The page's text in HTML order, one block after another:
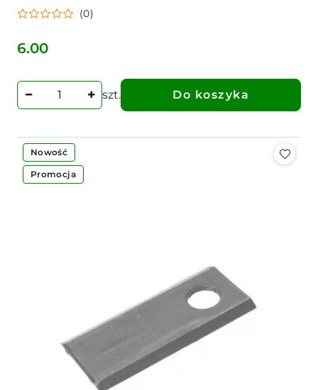
(0)
Cena:
6.00
szt. Do koszyka
Nowość
Promocja